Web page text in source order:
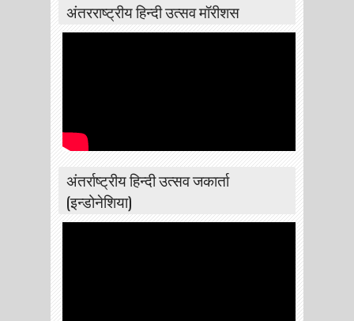
अंतरराष्ट्रीय हिन्दी उत्सव मॉरीशस
अंतर्राष्ट्रीय हिन्दी उत्सव जकार्ता
(इन्डोनेशिया)